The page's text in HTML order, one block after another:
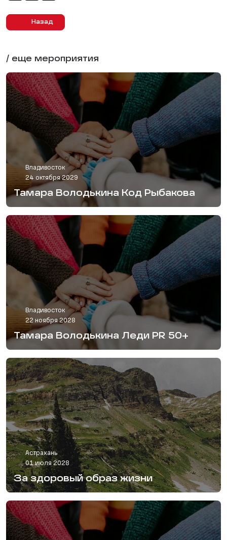
Назад
/ еще мероприятия
Владивосток
24 октября 2029
Тамара Володькина Код Рыбакова
Владивосток
22 ноября 2028
Тамара Володькина Леди PR 50+
Астрахань
01 июля 2028
За здоровый образ жизни